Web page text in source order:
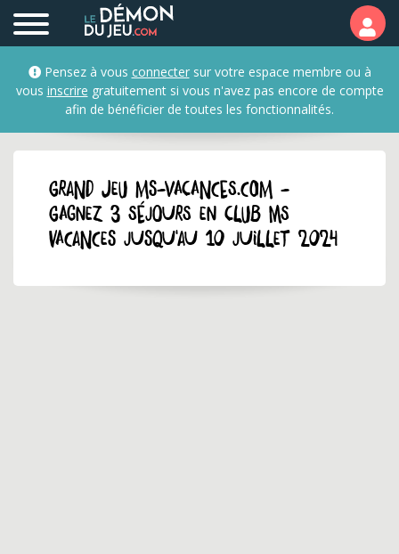
Pensez à vous connectersur votre espace membre ou à
vous inscrire gratuitement si vous n'avez pas encore de compte
afin de bénéficier de toutes les fonctionnalités.
GRAND JEU ms-vacances.com -
Gagnez 3 séjours en Club MS
Vacances jusqu'au 10 juillet 2024